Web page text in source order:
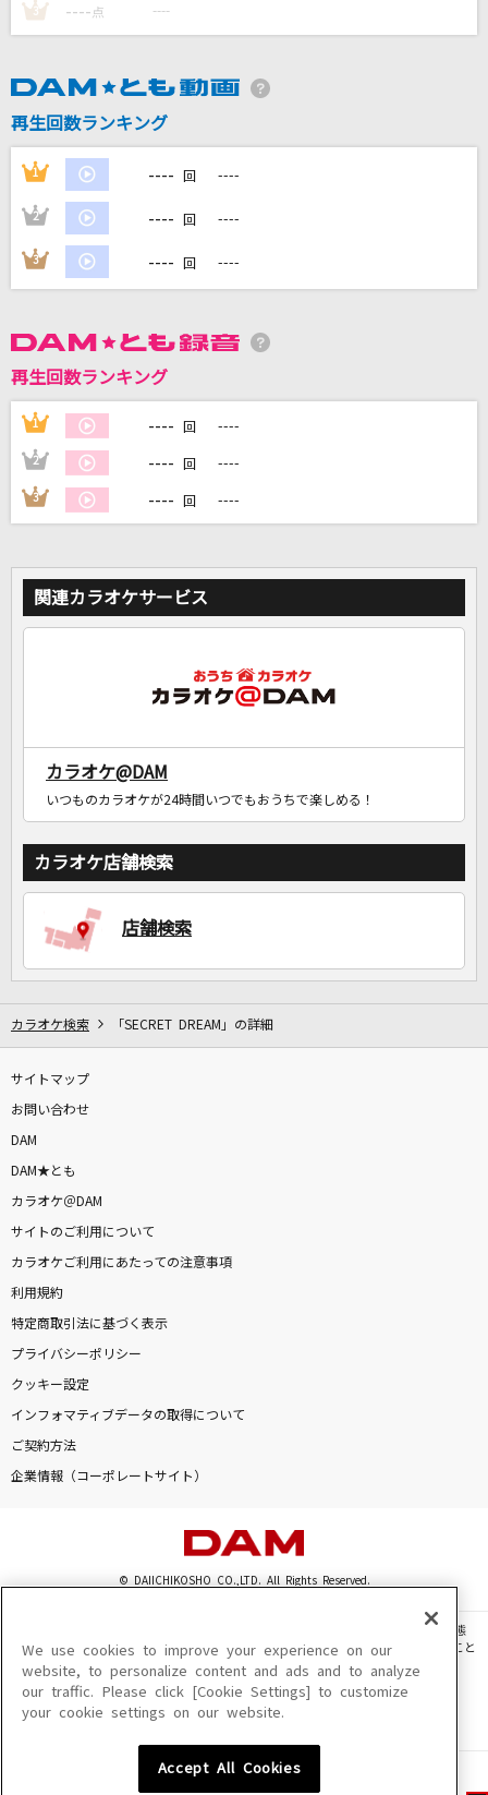
花
Goose house
カラオケ最新情報をチェック！
3 ---- 点 ----
再生回数ランキング
1 ---- 回 ----
2 ---- 回 ----
3 ---- 回 ----
再生回数ランキング
1 ---- 回 ----
2 ---- 回 ----
3 ---- 回 ----
関連カラオケサービス
カラオケ@DAM
いつものカラオケが24時間いつでもおうちで楽しめる！
カラオケ店舗検索
店舗検索
カラオケ検索 「SECRET DREAM」の詳細
サイトマップ
お問い合わせ
DAM
DAM★とも
カラオケ＠DAM
サイトのご利用について
カラオケご利用にあたっての注意事項
利用規約
特定商取引法に基づく表示
プライバシーポリシー
クッキー設定
インフォマティブデータの取得について
ご契約方法
企業情報（コーポレートサイト）
© DAIICHIKOSHO CO.,LTD. All Rights Reserved.
このサイトに掲載されている一切の文章・画像・写真・動画・音声等を、手段や形態
を問わず、著作権法の定める範囲を超えて無断で複製、転載、ファイル化などすること
を禁じます。
楽曲及びコンテンツは、機種によりご利用いただけない場合があります。
楽曲及びコンテンツの配信日、配信内容が変更になる場合があります。
We use cookies to improve your experience on our
website, to personalize content and ads and to analyze
our traffic. Please click [Cookie Settings] to customize
your cookie settings on our website.
Accept All Cookies